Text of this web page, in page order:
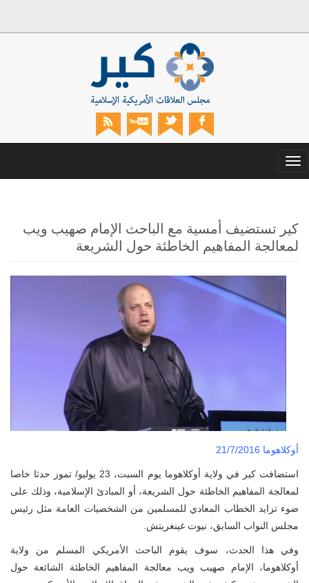
Toggle
navigation
كير تستضيف أمسية مع الباحث الإمام صهيب ويب
لمعالجة المفاهيم الخاطئة حول الشريعة
أوكلاهوما 21/7/2016
استضافت كير في ولاية أوكلاهوما يوم السبت، 23 يوليو/ تموز حدثا خاصا
لمعالجة المفاهيم الخاطئة حول الشريعة، أو المبادئ الإسلامية، وذلك على
ضوء تزايد الخطاب المعادي للمسلمين من الشخصيات العامة مثل رئيس
مجلس النواب السابق، نيوت غينغريتش.
وفي هذا الحدث، سوف يقوم الباحث الأمريكي المسلم من ولاية
أوكلاهوما، الإمام صهيب ويب معالجة المفاهيم الخاطئة الشائعة حول